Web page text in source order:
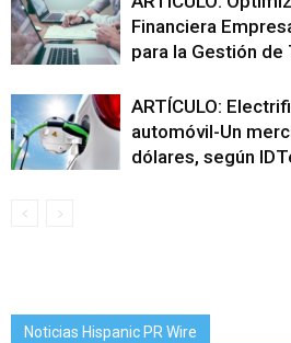
Financiera
para la Gestión de
ARTÍCULO:
automóvil-Un
dólares, según
Noticias Hispanic PR Wire